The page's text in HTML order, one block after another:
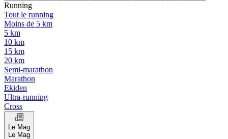
Running
Tout le running
Moins de 5 km
5 km
10 km
15 km
20 km
Semi-marathon
Marathon
Ekiden
Ultra-running
Cross
Le Mag
Le Mag